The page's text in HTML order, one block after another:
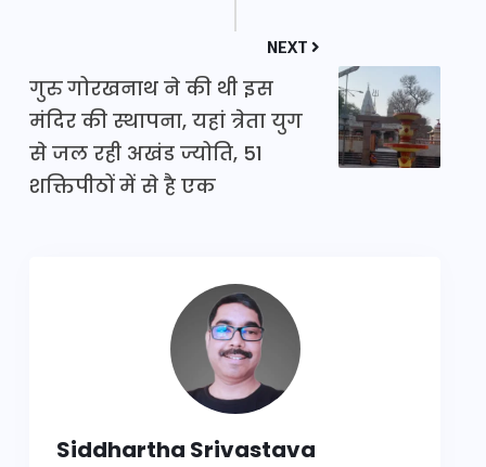
NEXT
गुरु गोरखनाथ ने की थी इस
मंदिर की स्थापना, यहां त्रेता युग
से जल रही अखंड ज्योति, 51
शक्तिपीठों में से है एक
Siddhartha Srivastava